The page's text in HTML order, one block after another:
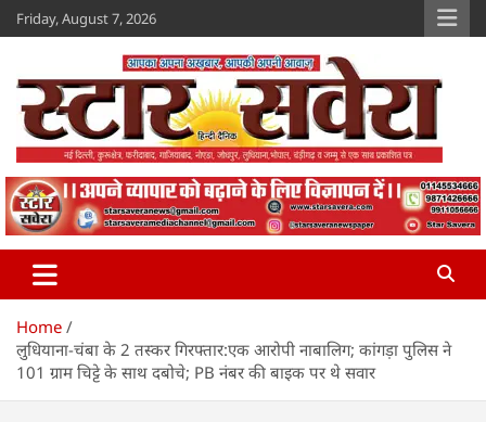
Skip
to
Friday, August 7, 2026
Star Savera
www.starsavera.com
Home
लुधियाना-चंबा के 2 तस्कर गिरफ्तार:एक आरोपी नाबालिग; कांगड़ा पुलिस ने
101 ग्राम चिट्टे के साथ दबोचे; PB नंबर की बाइक पर थे सवार